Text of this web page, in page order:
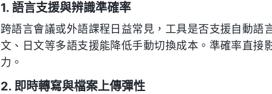
1. 語言支援與辨識準確率
跨語言會議或外語課程日益常見，工具是否支援自動語
文、日文等多語支援能降低手動切換成本。準確率直接
力。
2. 即時轉寫與檔案上傳彈性